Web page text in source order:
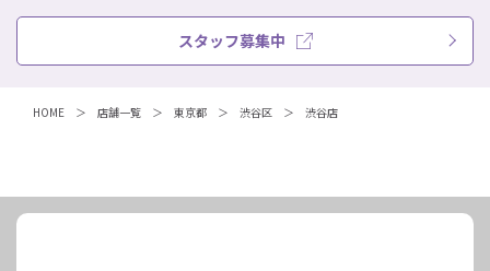
スタッフ募集中
HOME 店舗一覧 東京都 渋谷区 渋谷店